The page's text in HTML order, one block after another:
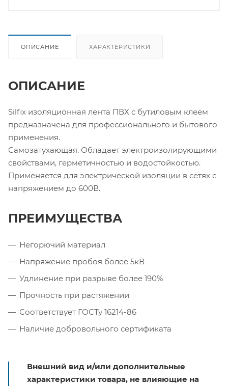
ОПИСАНИЕ ХАРАКТЕРИСТИКИ
ОПИСАНИЕ
Silfix изоляционная лента ПВХ с бутиловым клеем
предназначена для профессионального и бытового
применения.
Самозатухающая. Обладает электроизолирующими
свойствами, герметичностью и водостойкостью.
Применяется для электрической изоляции в сетях с
напряжением до 600В.
ПРЕИМУЩЕСТВА
Негорючий материал
Напряжение пробоя более 5кВ
Удлинение при разрыве более 190%
Прочность при растяжении
Соответствует ГОСТу 16214-86
Наличие добровольного сертификата
Внешний вид и/или дополнительные
характеристики товара, не влияющие на